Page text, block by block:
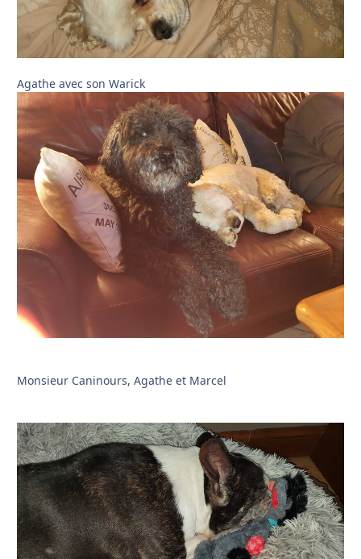
Agathe avec son Warick
Monsieur Caninours, Agathe et Marcel